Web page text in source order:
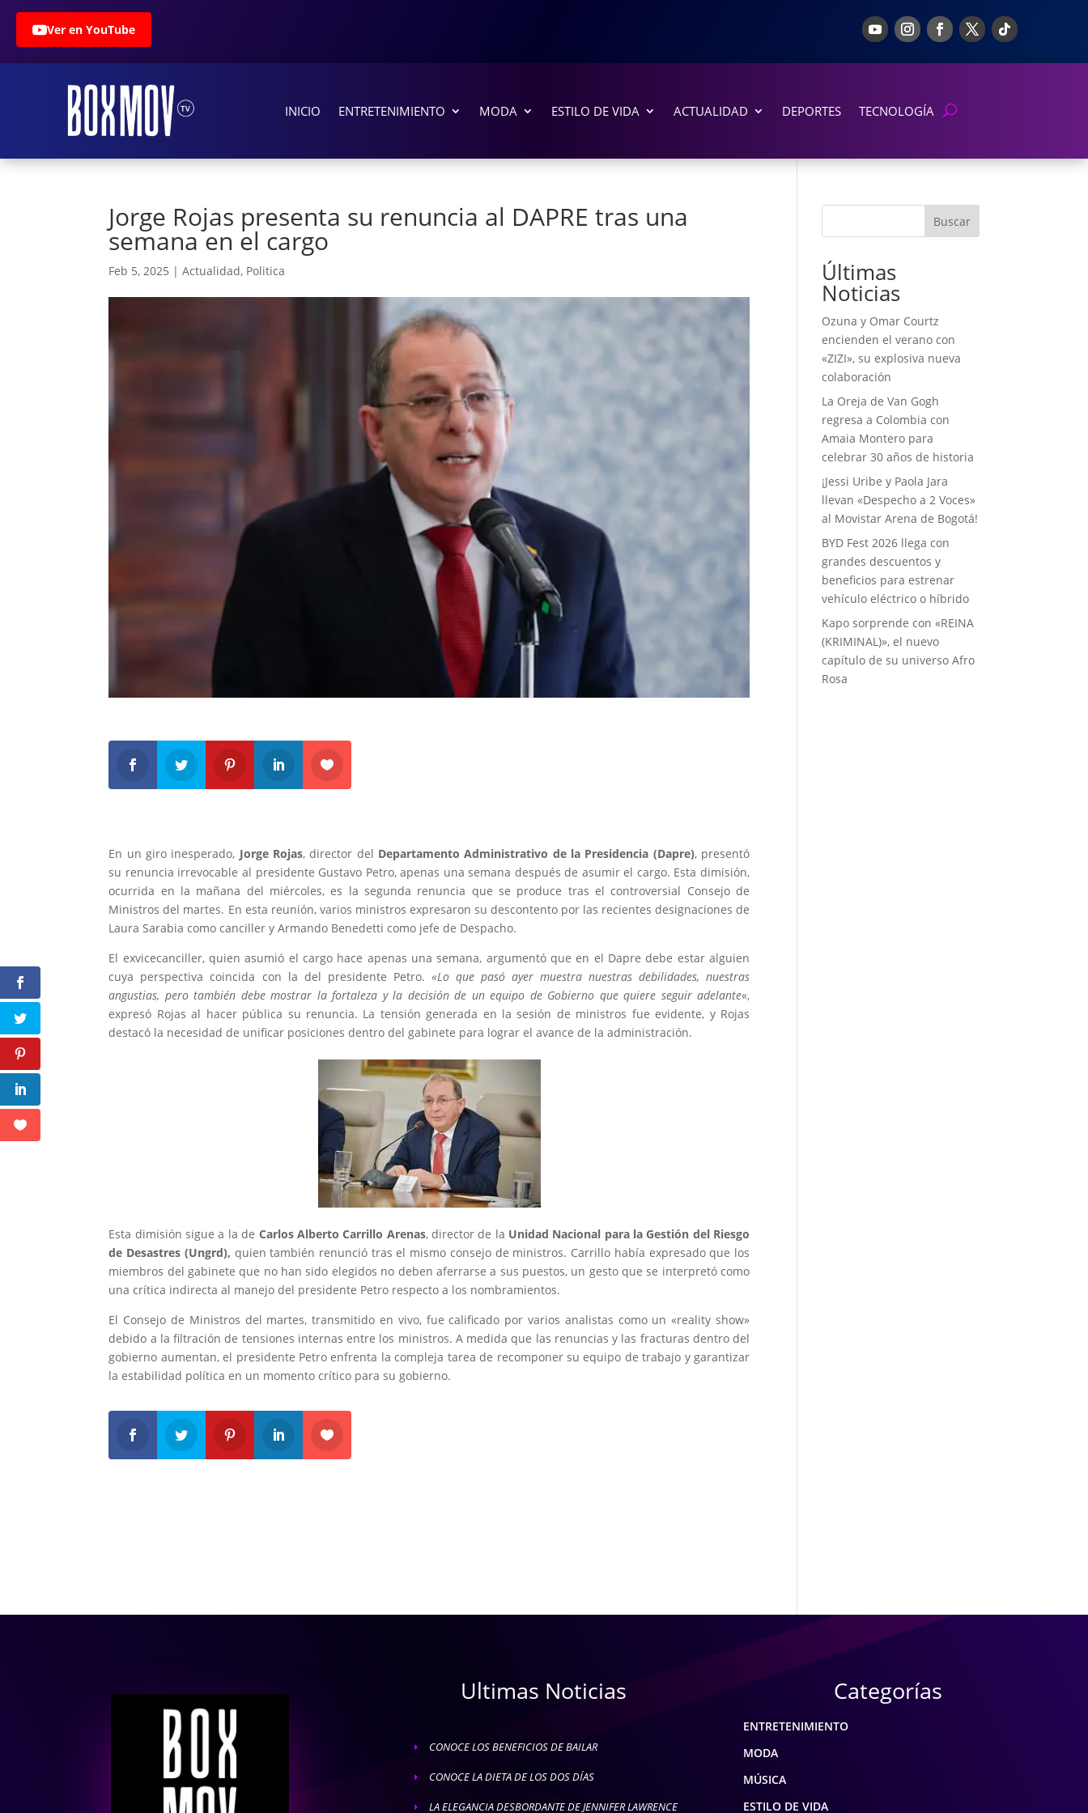
Ver en YouTube
INICIO ENTRETENIMIENTO MODA ESTILO DE VIDA ACTUALIDAD DEPORTES TECNOLOGÍA
Jorge Rojas presenta su renuncia al DAPRE tras una
semana en el cargo
Feb 5, 2025 |Actualidad, Politica
En un giro inesperado, Jorge Rojas, director del Departamento Administrativo de la Presidencia (Dapre), presentó
su renuncia irrevocable al presidente Gustavo Petro, apenas una semana después de asumir el cargo. Esta dimisión,
ocurrida en la mañana del miércoles, es la segunda renuncia que se produce tras el controversial Consejo de
Ministros del martes. En esta reunión, varios ministros expresaron su descontento por las recientes designaciones de
Laura Sarabia como canciller y Armando Benedetti como jefe de Despacho.
El exvicecanciller, quien asumió el cargo hace apenas una semana, argumentó que en el Dapre debe estar alguien
cuya perspectiva coincida con la del presidente Petro. «Lo que pasó ayer muestra nuestras debilidades, nuestras
angustias, pero también debe mostrar la fortaleza y la decisión de un equipo de Gobierno que quiere seguir adelante«,
expresó Rojas al hacer pública su renuncia. La tensión generada en la sesión de ministros fue evidente, y Rojas
destacó la necesidad de unificar posiciones dentro del gabinete para lograr el avance de la administración.
Esta dimisión sigue a la de Carlos Alberto Carrillo Arenas, director de la Unidad Nacional para la Gestión del Riesgo
de Desastres (Ungrd), quien también renunció tras el mismo consejo de ministros. Carrillo había expresado que los
miembros del gabinete que no han sido elegidos no deben aferrarse a sus puestos, un gesto que se interpretó como
una crítica indirecta al manejo del presidente Petro respecto a los nombramientos.
El Consejo de Ministros del martes, transmitido en vivo, fue calificado por varios analistas como un «reality show»
debido a la filtración de tensiones internas entre los ministros. A medida que las renuncias y las fracturas dentro del
gobierno aumentan, el presidente Petro enfrenta la compleja tarea de recomponer su equipo de trabajo y garantizar
la estabilidad política en un momento crítico para su gobierno.
Buscar
Últimas
Noticias
Ozuna y Omar Courtz
encienden el verano con
«ZIZI», su explosiva nueva
colaboración
La Oreja de Van Gogh
regresa a Colombia con
Amaia Montero para
celebrar 30 años de historia
¡Jessi Uribe y Paola Jara
llevan «Despecho a 2 Voces»
al Movistar Arena de Bogotá!
BYD Fest 2026 llega con
grandes descuentos y
beneficios para estrenar
vehículo eléctrico o híbrido
Kapo sorprende con «REINA
(KRIMINAL)», el nuevo
capítulo de su universo Afro
Rosa
Ultimas Noticias
E CONOCE LOS BENEFICIOS DE BAILAR
E CONOCE LA DIETA DE LOS DOS DÍAS
E LA ELEGANCIA DESBORDANTE DE JENNIFER LAWRENCE
Categorías
ENTRETENIMIENTO
MODA
MÚSICA
ESTILO DE VIDA